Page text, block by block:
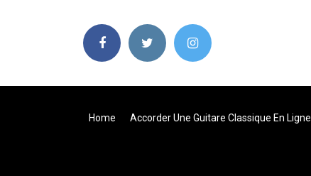
Home Accorder Une Guitare Classique En Ligne